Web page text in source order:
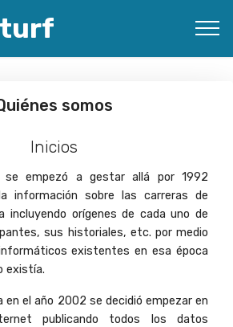
somos
Inicios
empezó a gestar allá por 1992
información sobre las carreras de
incluyendo orígenes de cada uno de
sus historiales, etc. por medio
existentes en esa época
existía.
en el año 2002 se decidió empezar en
publicando todos los datos